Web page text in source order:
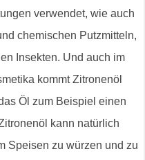
verwendet, wie auch
chemischen Putzmitteln,
Insekten. Und auch im
kommt Zitronenöl
Öl zum Beispiel einen
kann natürlich
Speisen zu würzen und zu